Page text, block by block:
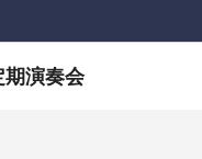
演奏会